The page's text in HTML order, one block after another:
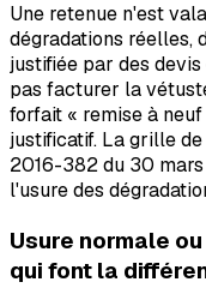
Une retenue n'est
dégradations réelles,
justifiée par des
pas facturer la
forfait « remise à
justificatif. La grille
2016-382 du 30
l'usure des
Usure normale
qui font la